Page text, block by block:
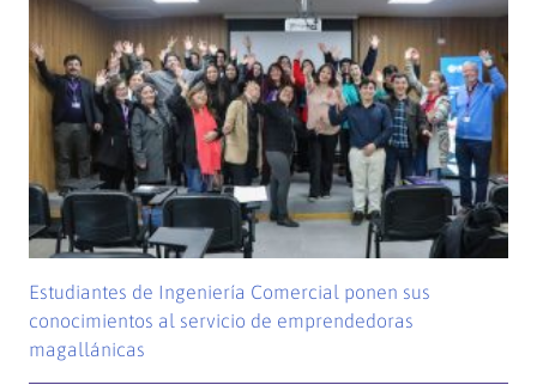
Estudiantes de Ingeniería Comercial ponen sus
conocimientos al servicio de emprendedoras
magallánicas